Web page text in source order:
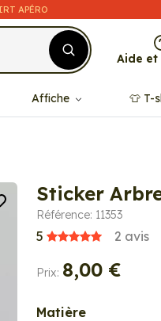
APÉRO
Aide
Affiche 👕​​ T-
Sticker
Référence: 11353
5 2 avis
Prix: 8,00 €
Matière